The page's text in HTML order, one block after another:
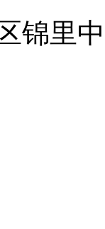
锦里